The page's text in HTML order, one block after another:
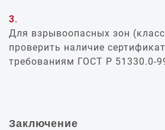
Для взрывоопасных зон
проверить наличие
требованиям ГОСТ Р 51330.0-
Заключение